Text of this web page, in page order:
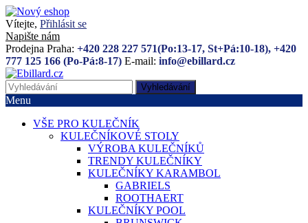
Vítejte, Přihlásit se
Napište nám
Prodejna Praha: +420 228 227 571(Po:13-17, St+Pá:10-18), +420
777 125 166 (Po-Pá:8-17) E-mail: info@ebillard.cz
Vyhledávání
Menu
VŠE PRO KULEČNÍK
KULEČNÍKOVÉ STOLY
VÝROBA KULEČNÍKŮ
TRENDY KULEČNÍKY
KULEČNÍKY KARAMBOL
GABRIELS
ROOTHAERT
KULEČNÍKY POOL